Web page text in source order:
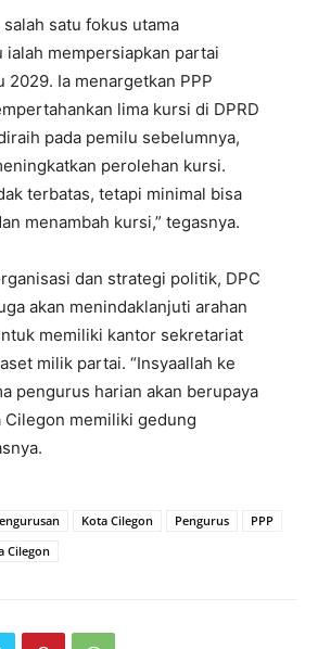
satu fokus utama
ialah mempersiapkan partai
2029. Ia menargetkan PPP
lima kursi di DPRD
pada pemilu sebelumnya,
perolehan kursi.
terbatas, tetapi minimal bisa
menambah kursi,” tegasnya.
dan strategi politik, DPC
akan menindaklanjuti arahan
memiliki kantor sekretariat
milik partai. “Insyaallah ke
pengurus harian akan berupaya
Cilegon memiliki gedung
Kota Cilegon Pengurus
PPP
Cilegon